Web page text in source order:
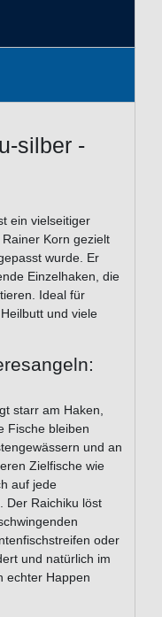
silber -
ein vielseitiger
Korn gezielt
wurde. Er
Einzelhaken, die
Ideal für
und viele
starr am Haken,
Fische bleiben
und an
Zielfische wie
auf jede
Der Raichiku löst
oder
und natürlich im
echter Happen